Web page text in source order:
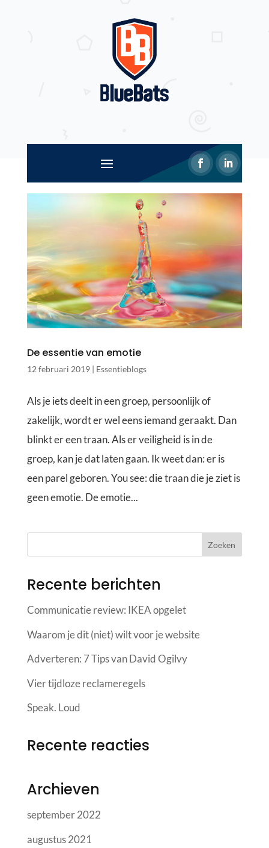
De essentie van emotie
12 februari 2019| Essentieblogs
Als je iets deelt in een groep, persoonlijk of
zakelijk, wordt er wel eens iemand geraakt. Dan
blinkt er een traan. Als er veiligheid is in de
groep, kan je dat laten gaan. Ik weet dan: er is
een parel geboren. You see: die traan die je ziet is
geen emotie. De emotie...
Recente berichten
Communicatie review: IKEA opgelet
Waarom je dit (niet) wilt voor je website
Adverteren: 7 Tips van David Ogilvy
Vier tijdloze reclameregels
Speak. Loud
Recente reacties
Archieven
september 2022
augustus 2021